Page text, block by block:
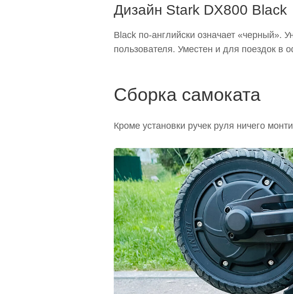
Дизайн Stark DX800 Black
Black по-английски означает «черный».
пользователя. Уместен и для поездок в
Сборка самоката
Кроме установки ручек руля ничего